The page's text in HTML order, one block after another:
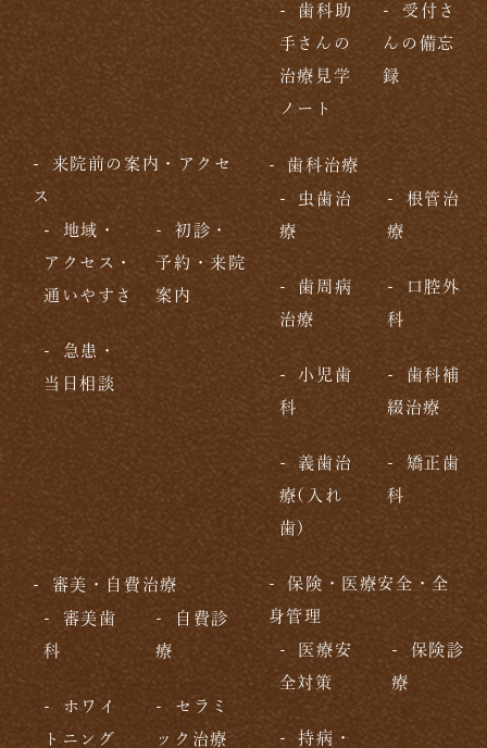
歯科助
手さんの
治療見学
ノート
受付さ
んの備忘
録
来院前の案内・アクセ
ス
地域・
アクセス・
通いやすさ
初診・
予約・来院
案内
急患・
当日相談
歯科治療
虫歯治
療
根管治
療
歯周病
治療
口腔外
科
小児歯
科
歯科補
綴治療
義歯治
療(入れ
歯)
矯正歯
科
審美・自費治療
審美歯
科
自費診
療
ホワイ
トニング
セラミ
ック治療
保険・医療安全・全
身管理
医療安
全対策
保険診
療
持病・